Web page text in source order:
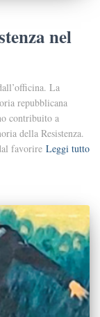
nel
La
repubblicana
contribuito a
della Resistenza.
favorire Leggi tutto